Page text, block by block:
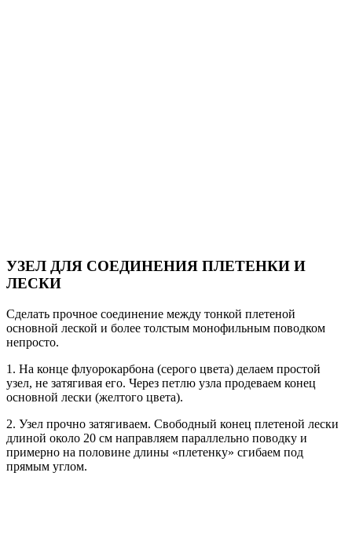
УЗЕЛ ДЛЯ СОЕДИНЕНИЯ ПЛЕТЕНКИ И
ЛЕСКИ
Сделать прочное соединение между тонкой плетеной
основной леской и более толстым монофильным поводком
непросто.
1. На конце флуорокарбона (серого цвета) делаем простой
узел, не затягивая его. Через петлю узла продеваем конец
основной лески (желтого цвета).
2. Узел прочно затягиваем. Свободный конец плетеной лески
длиной около 20 см направляем параллельно поводку и
примерно на половине длины «плетенку» сгибаем под
прямым углом.